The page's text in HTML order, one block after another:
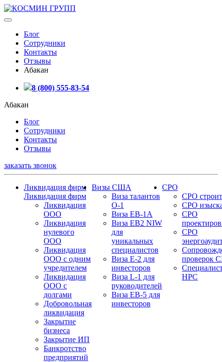
Блог
Сотрудники
Контакты
Отзывы
Абакан
8 (800) 555-83-54
Абакан
Блог
Сотрудники
Контакты
Отзывы
заказать звонок
Ликвидация фирм
Ликвидация фирм
Ликвидация
ООО
Ликвидация
нулевого
ООО
Ликвидация
ООО с одним
учредителем
Ликвидация
ООО с
долгами
Добровольная
ликвидация
Закрытие
бизнеса
Закрытие ИП
Банкротство
предприятий
Визы США
Виза талантов
О-1
Виза EB-1A
Виза EB2 NIW
для
уникальных
специалистов
Виза E-2 для
инвесторов
Виза L-1 для
руководителей
Виза EB-5 для
инвесторов
СРО
СРО
СРО
СРО
СРО
проверок
НРС